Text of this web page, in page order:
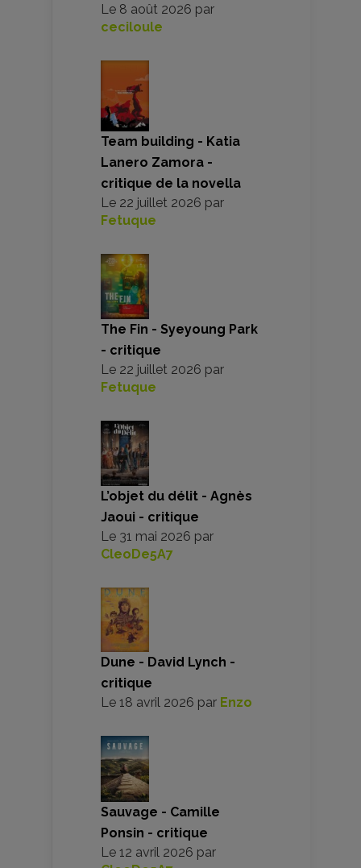
Le 8 août 2026 par
ceciloule
Team building - Katia
Lanero Zamora -
critique de la novella
Le 22 juillet 2026 par
Fetuque
The Fin - Syeyoung Park
- critique
Le 22 juillet 2026 par
Fetuque
L’objet du délit - Agnès
Jaoui - critique
Le 31 mai 2026 par
CleoDe5A7
Dune - David Lynch -
critique
Le 18 avril 2026 par Enzo
Sauvage - Camille
Ponsin - critique
Le 12 avril 2026 par